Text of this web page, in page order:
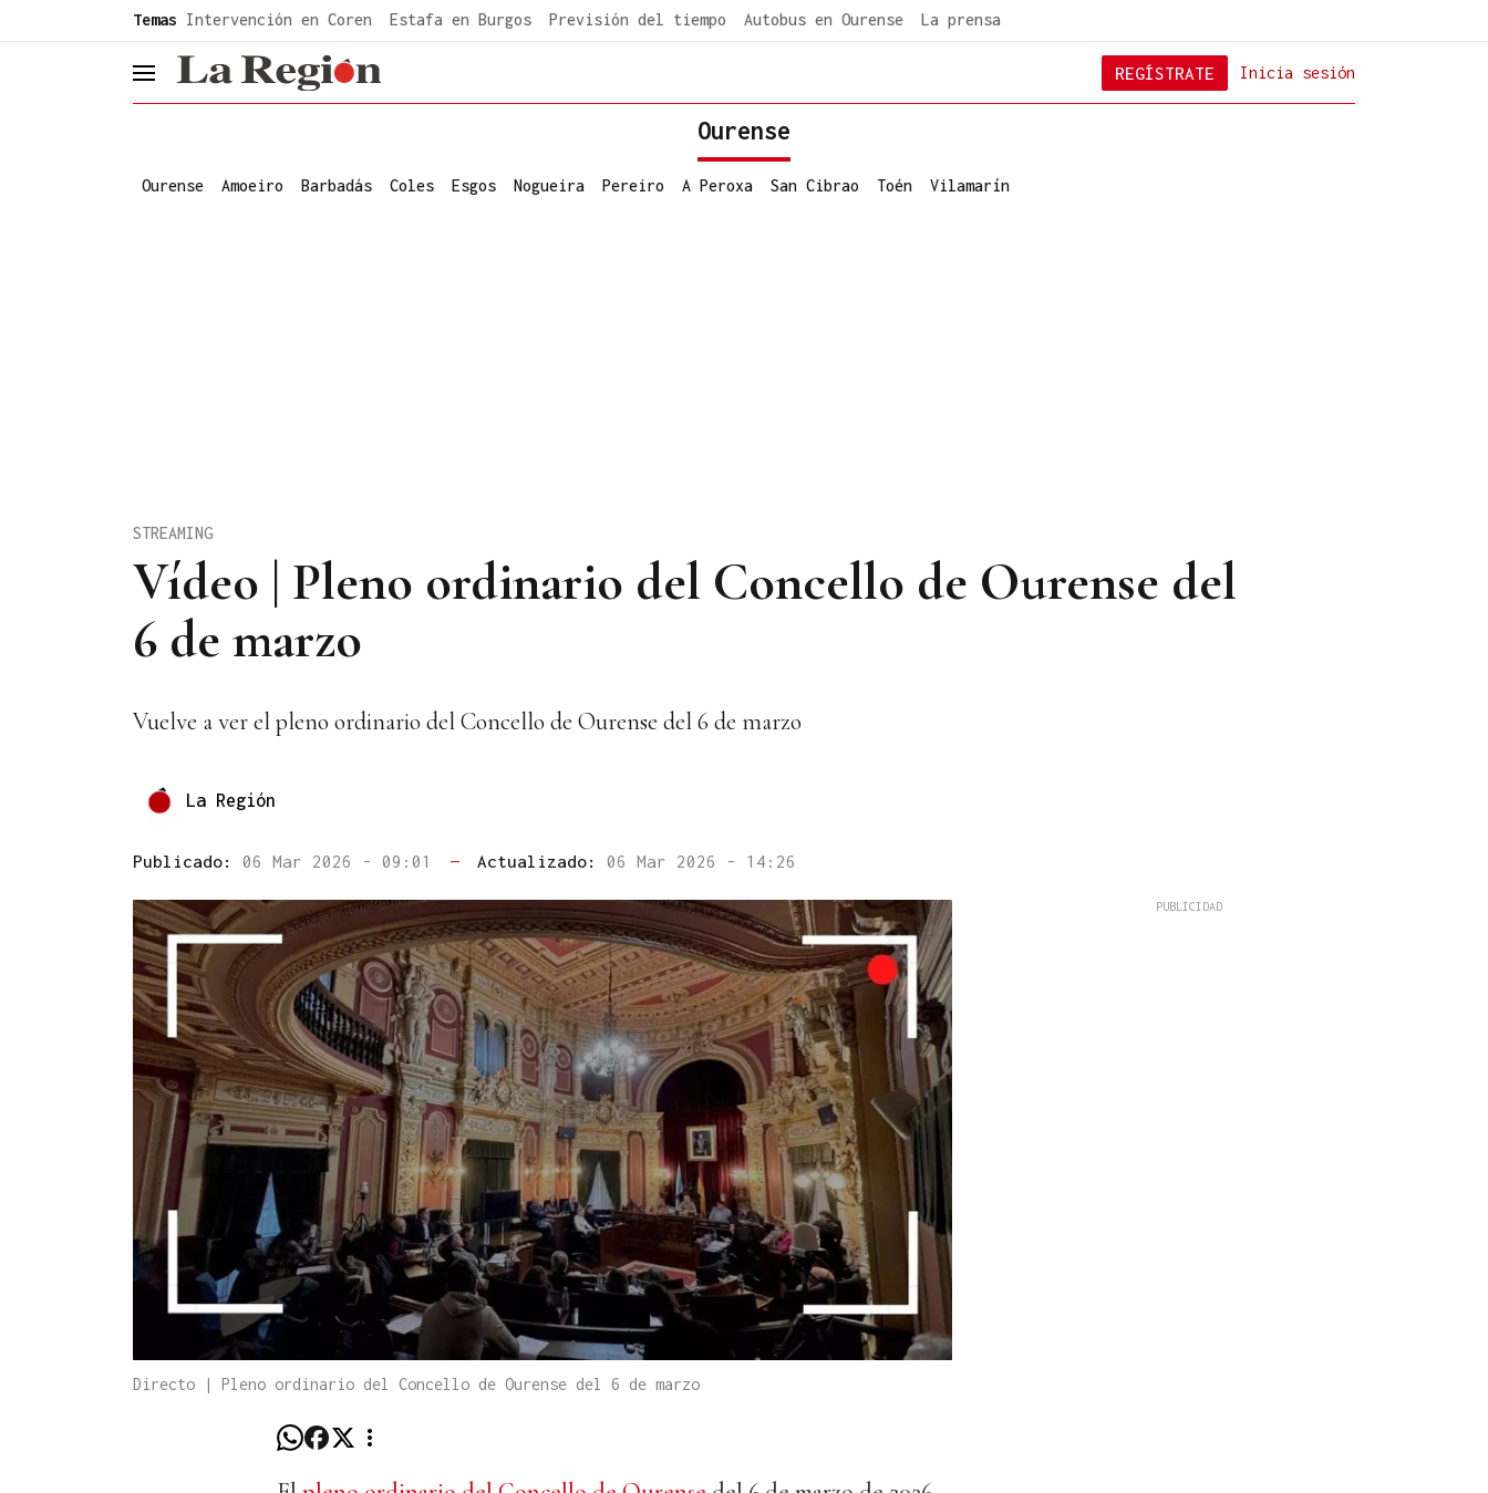
Temas Intervención en Coren Estafa en Burgos Previsión del tiempo Autobus en Ourense La prensa
header.menu.open Inicia sesión
REGÍSTRATE
Ourense
Ourense Amoeiro Barbadás Coles Esgos Nogueira Pereiro A Peroxa San Cibrao Toén Vilamarín
Vídeo | Pleno ordinario del Concello de Ourense del
6 de marzo
STREAMING
Vuelve a ver el pleno ordinario del Concello de Ourense del 6 de marzo
La Región
Publicado: 06 Mar 2026 - 09:01 — Actualizado: 06 Mar 2026 - 14:26
Directo | Pleno ordinario del Concello de Ourense del 6 de marzo